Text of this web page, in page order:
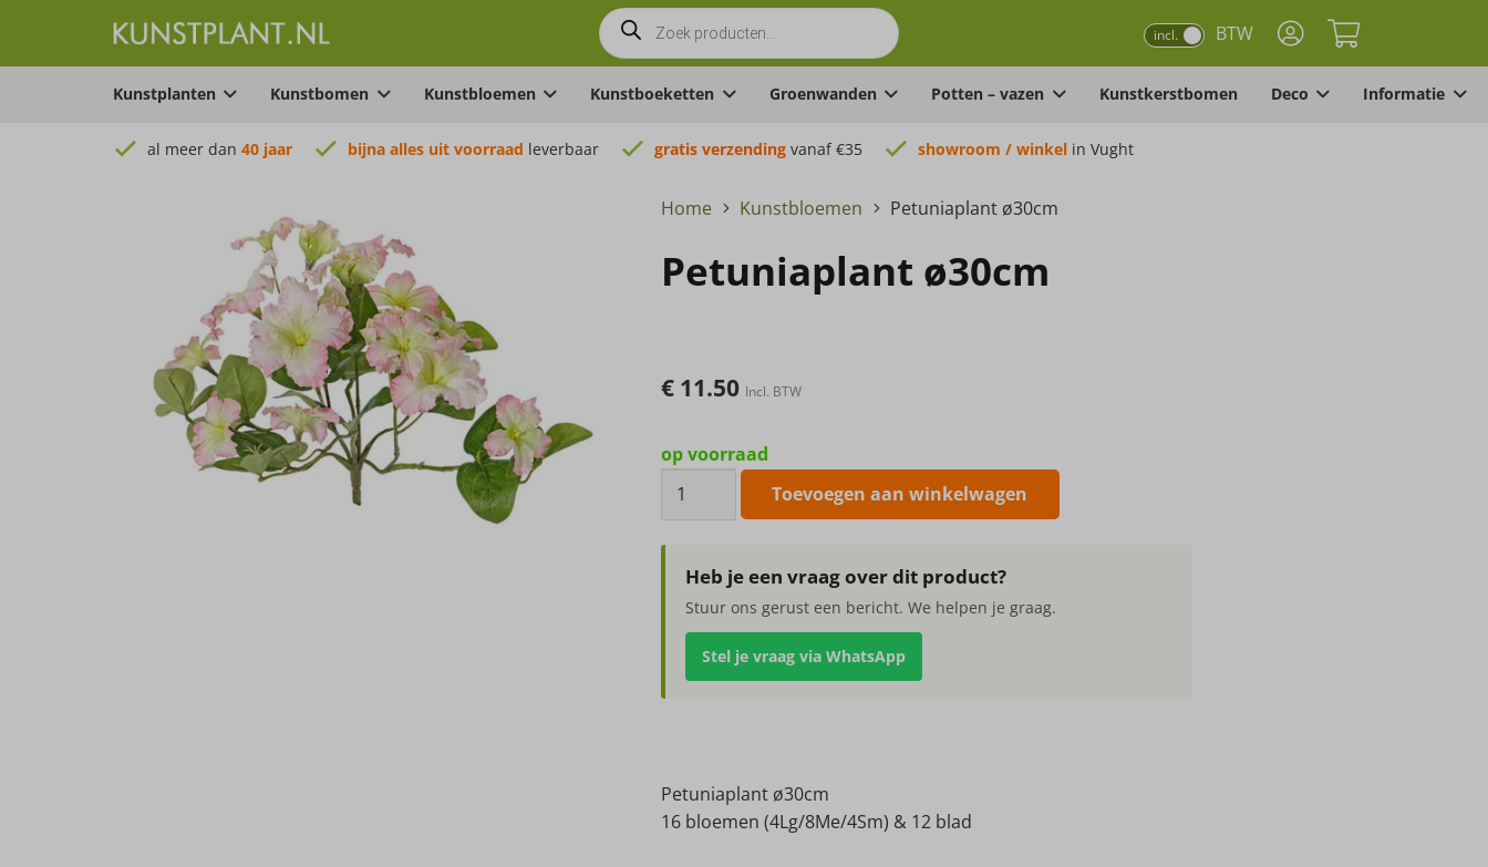
Producten
zoeken incl. BTW
Kunstplanten Kunstbomen Kunstbloemen Kunstboeketten Groenwanden Potten – vazen Kunstkerstbomen Deco Informatie
al meer dan 40 jaar bijna alles uit voorraad leverbaar gratis verzending vanaf €35 showroom / winkel in Vught
Home Kunstbloemen Petuniaplant ø30cm
Petuniaplant ø30cm
€11.50 Incl. BTW
op voorraad
Petuniaplant
aantal
Toevoegen aan winkelwagen
Heb je een vraag over dit product?
Stuur ons gerust een bericht. We helpen je graag.
Stel je vraag via WhatsApp
Petuniaplant ø30cm
16 bloemen (4Lg/8Me/4Sm) & 12 blad